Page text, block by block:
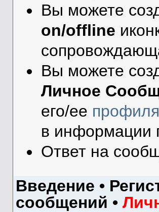
Вы можете
on/offline
Вы можете
Личное
его/ее профиля
в информации
Ответ на
Введение •
сообщений •